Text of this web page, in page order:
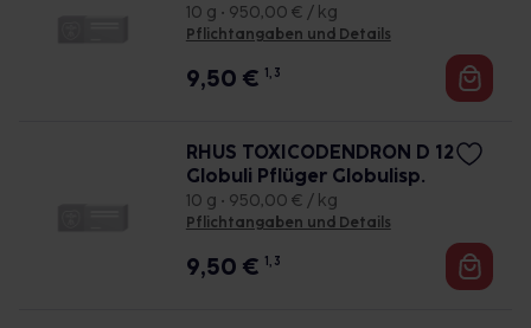
10 g • 950,00 € / kg
Pflichtangaben und Details
9,50 € 1, 3
RHUS TOXICODENDRON D 12
Globuli Pflüger Globulisp.
10 g • 950,00 € / kg
Pflichtangaben und Details
9,50 € 1, 3